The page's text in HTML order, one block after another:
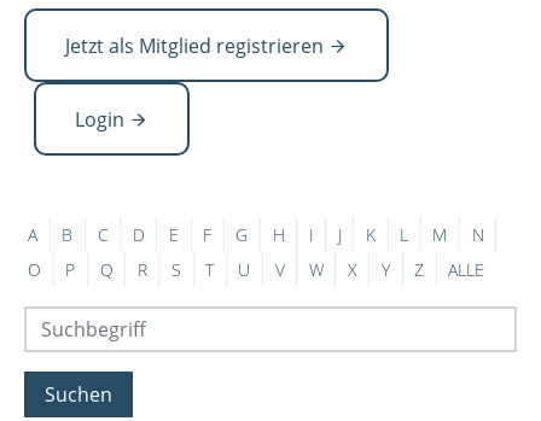
Jetzt als Mitglied registrieren
Login
A B C D E F G H I J K L M
N
O
P Q R S T U V W X Y Z ALLE
Suchen